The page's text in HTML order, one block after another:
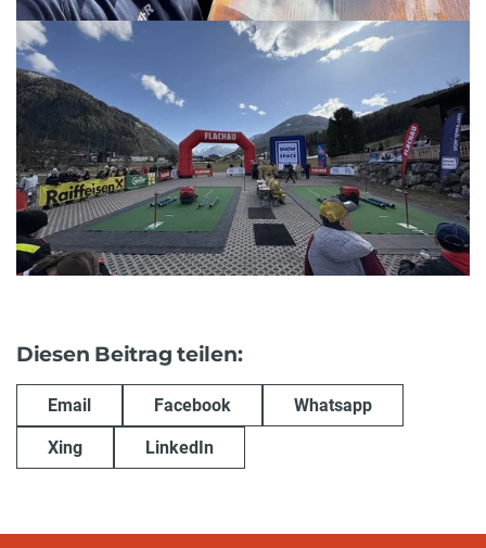
Diesen Beitrag teilen:
Email Facebook Whatsapp
Xing LinkedIn